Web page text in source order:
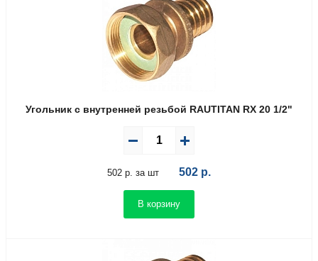
Угольник с внутренней резьбой RAUTITAN RX 20 1/2"
502 р. за шт 502 р.
В корзину